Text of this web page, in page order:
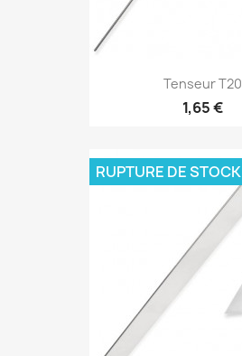
Tenseur T20
1,65 €
RUPTURE DE STOCK